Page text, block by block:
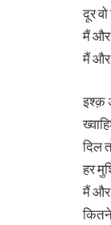
दूर
मैं और
मैं और
इश्क़
दिल
हर
मैं और